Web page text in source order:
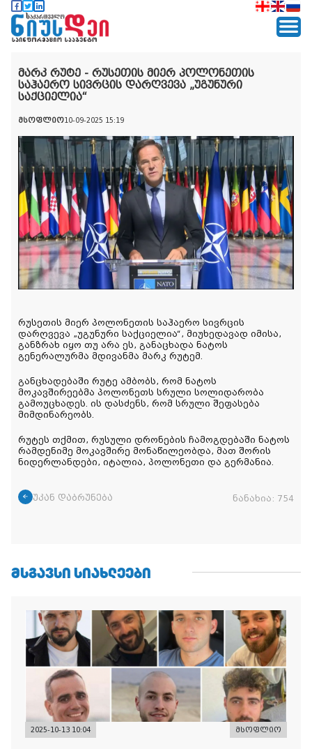
მარკ რუტე - რუსეთის მიერ პოლონეთის
საჰაერო სივრცის დარღვევა „უგუნური
საქციელია“
მსოფლიო10-09-2025 15:19
რუსეთის მიერ პოლონეთის საჰაერო სივრცის
დარღვევა „უგუნური საქციელია“, მიუხედავად იმისა,
განზრახ იყო თუ არა ეს, განაცხადა ნატოს
გენერალურმა მდივანმა მარკ რუტემ.
განცხადებაში რუტე ამბობს, რომ ნატოს
მოკავშირეებმა პოლონეთს სრული სოლიდარობა
გამოუცხადეს. ის დასძენს, რომ სრული შეფასება
მიმდინარეობს.
რუტეს თქმით, რუსული დრონების ჩამოგდებაში ნატოს
რამდენიმე მოკავშირე მონაწილეობდა, მათ შორის
ნიდერლანდები, იტალია, პოლონეთი და გერმანია.
უკან დაბრუნება ნანახია: 754
ᲛᲡᲒᲐᲕᲡᲘ ᲡᲘᲐᲮᲚᲔᲔᲑᲘ
2025-10-13 10:04 მსოფლიო